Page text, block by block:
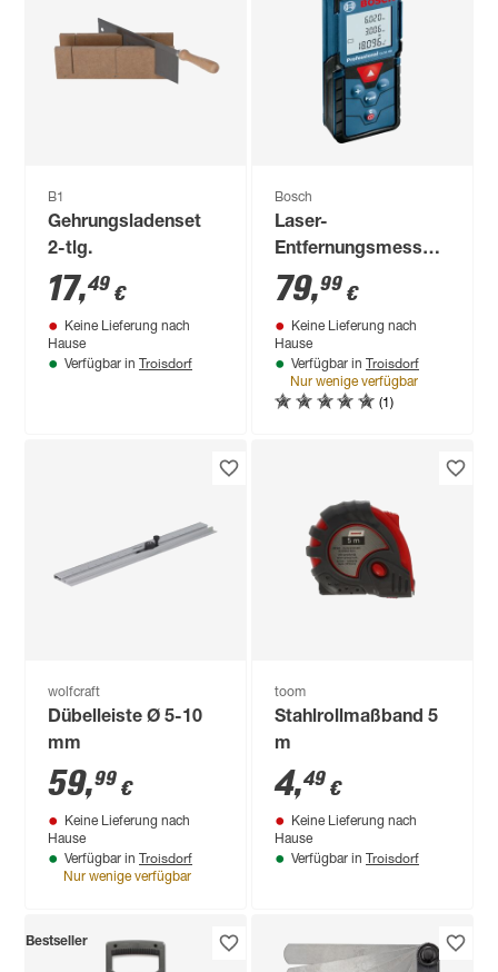
B1
Gehrungsladenset
2-tlg.
17,49 €
Keine Lieferung nach
Hause
Verfügbar in Troisdorf
Bosch
Laser-
Entfernungsmesser
'Professional GLM
40'
79,99 €
Keine Lieferung nach
Hause
Verfügbar in Troisdorf
Nur wenige verfügbar
(1)
wolfcraft
Dübelleiste Ø 5-10
mm
59,99 €
Keine Lieferung nach
Hause
Verfügbar in Troisdorf
Nur wenige verfügbar
toom
Stahlrollmaßband 5
m
4,49 €
Keine Lieferung nach
Hause
Verfügbar in Troisdorf
Bestseller